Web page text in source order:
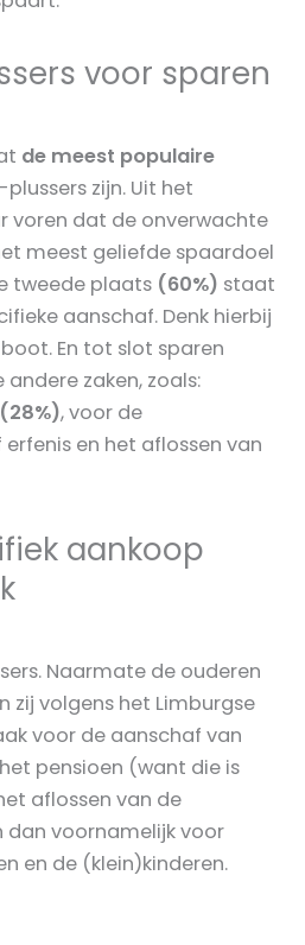
voor sparen
de meest populaire
zijn. Uit het
voren dat de onverwachte
meest geliefde spaardoel
tweede plaats (60%) staat
aanschaf. Denk hierbij
En tot slot sparen
zaken, zoals:
(28%), voor de
en het aflossen van
aankoop
Naarmate de ouderen
zij volgens het Limburgse
voor de aanschaf van
pensioen (want die is
aflossen van de
dan voornamelijk voor
en de (klein)kinderen.